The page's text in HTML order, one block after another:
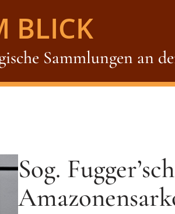
BLICK
Sammlungen an
Sog.